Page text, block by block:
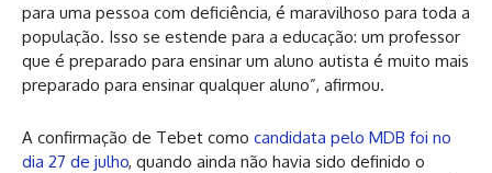
para uma pessoa com deficiência, é maravilhoso para toda a
população. Isso se estende para a educação: um professor
que é preparado para ensinar um aluno autista é muito mais
preparado para ensinar qualquer aluno”, afirmou.
A confirmação de Tebet como candidata pelo MDB foi no
dia 27 de julho, quando ainda não havia sido definido o